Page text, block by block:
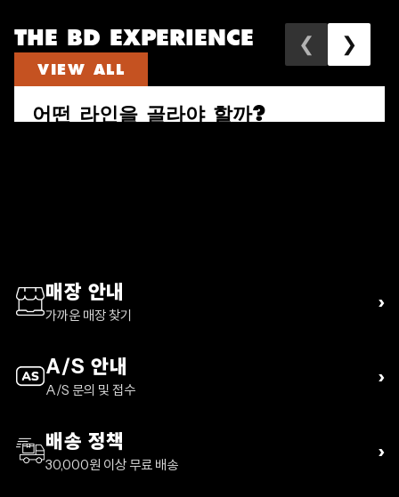
THE BD EXPERIENCE
VIEW ALL
❮ ❯
어떤 라인을 골라야 할까?
매장 안내
가까운 매장 찾기
›
A/S 안내
A/S 문의 및 접수
›
배송 정책
30,000원 이상 무료 배송
›